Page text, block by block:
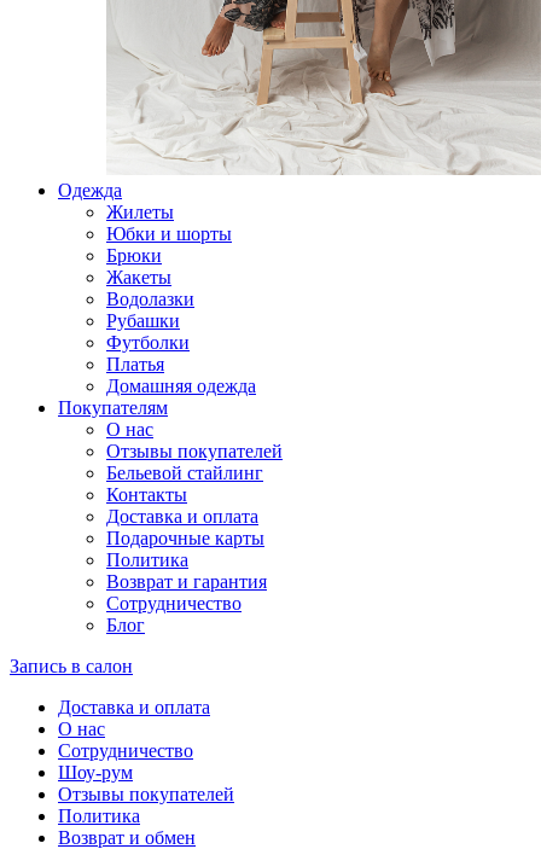
Одежда
Жилеты
Юбки и шорты
Брюки
Жакеты
Водолазки
Рубашки
Футболки
Платья
Домашняя одежда
Покупателям
О нас
Отзывы покупателей
Бельевой стайлинг
Контакты
Доставка и оплата
Подарочные карты
Политика
Возврат и гарантия
Сотрудничество
Блог
Запись в салон
Доставка и оплата
О нас
Сотрудничество
Шоу-рум
Отзывы покупателей
Политика
Возврат и обмен